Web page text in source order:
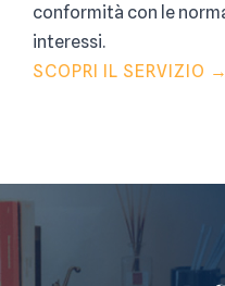
conformità con le
interessi.
SCOPRI IL SERVIZIO →